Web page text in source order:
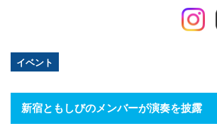
イベント
新宿ともしびのメンバーが演奏を披露